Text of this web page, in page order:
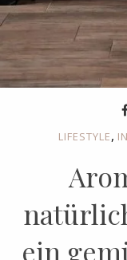
LIFESTYLE,
ein